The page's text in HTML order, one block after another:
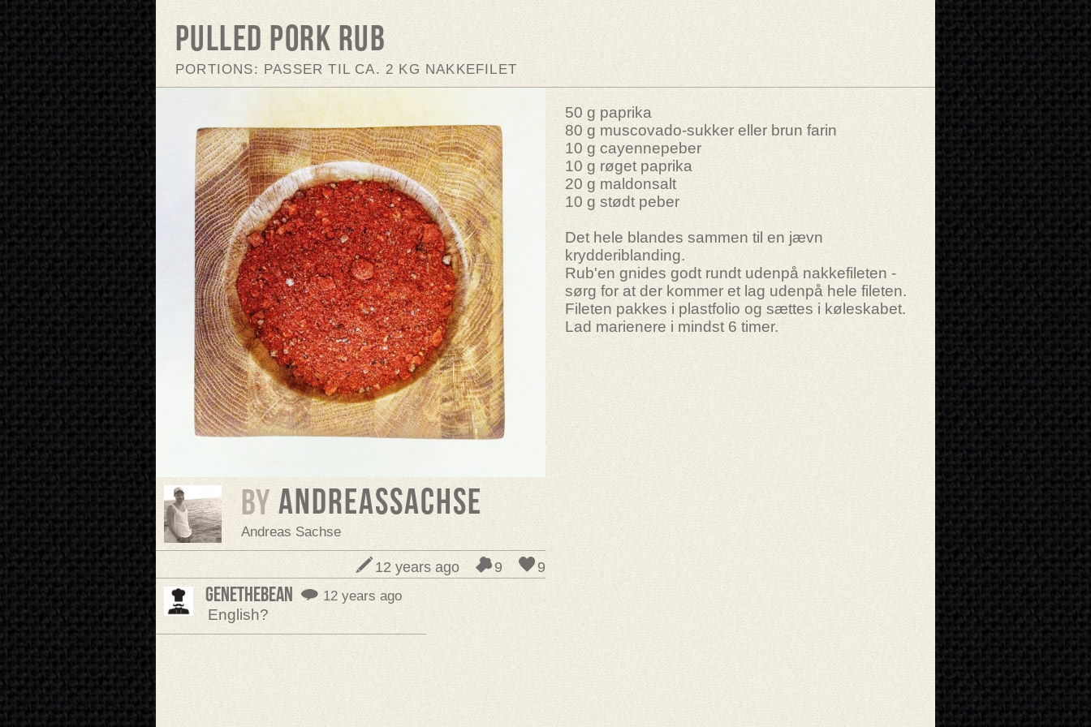
Pulled Pork Rub
PORTIONS: PASSER TIL CA. 2 KG NAKKEFILET
BY AndreasSachse
Andreas Sachse
9
9
12 years ago
GeneTheBean 12 years ago
English?
50 g paprika
80 g muscovado-sukker eller brun farin
10 g cayennepeber
10 g røget paprika
20 g maldonsalt
10 g stødt peber
Det hele blandes sammen til en jævn
krydderiblanding.
Rub'en gnides godt rundt udenpå nakkefileten -
sørg for at der kommer et lag udenpå hele fileten.
Fileten pakkes i plastfolio og sættes i køleskabet.
Lad marienere i mindst 6 timer.